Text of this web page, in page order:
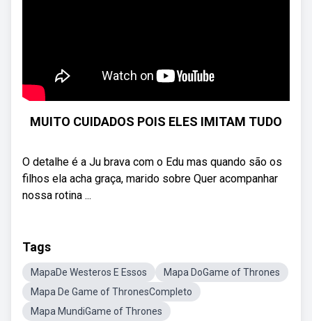
MUITO CUIDADOS POIS ELES IMITAM TUDO
O detalhe é a Ju brava com o Edu mas quando são os
filhos ela acha graça, marido sobre Quer acompanhar
nossa rotina ...
Tags
MapaDe Westeros E Essos
Mapa DoGame of Thrones
Mapa De Game of ThronesCompleto
Mapa MundiGame of Thrones